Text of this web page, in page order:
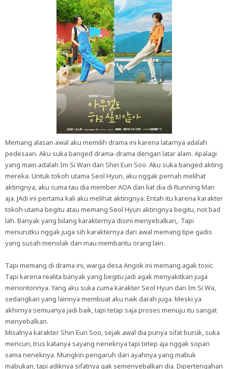
Memang alasan awal aku memilih drama ini karena latarnya adalah
pedesaan. Aku suka banged drama-drama dengan latar alam. Apalagi
yang main adalah Im Si Wan dan Shin Eun Soo. Aku suka banged akting
mereka. Untuk tokoh utama Seol Hyun, aku nggak pernah melihat
aktingnya, aku cuma tau dia member AOA dan liat dia di Running Man
aja. JAdi ini pertama kali aku melihat aktingnya. Entah itu karena karakter
tokoh utama begitu atau memang Seol Hyun aktingnya begitu, not bad
lah. Banyak yang bilang karakternya disini menyebalkan,. Tapi
menurutku nggak juga sih karakternya dari awal memang tipe gadis
yang susah menolak dan mau membantu orang lain.
Tapi memang di drama ini, warga desa Angok ini memang agak toxic.
Tapi karena realita banyak yang begitu jadi agak menyakitkan juga
menontonnya. Yang aku suka cuma karakter Seol Hyun dan Im Si Wa,
sedangkan yang lainnya membuat aku naik darah juga. Meski ya
akhirnya semuanya jadi baik, tapi tetap saja proses menuju itu sangat
menyebalkan.
Misalnya karakter Shin Eun Soo, sejak awal dia punya sifat buruk, suka
mencuri, trus katanya sayang neneknya tapi tetep aja nggak sopan
sama neneknya. Mungkin pengaruh dari ayahnya yang mabuk
mabukan, tapi adiknya sifatnya gak semenyebalkan dia. Dipertengahan